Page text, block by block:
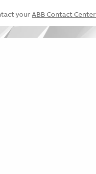
your ABB Contact Center